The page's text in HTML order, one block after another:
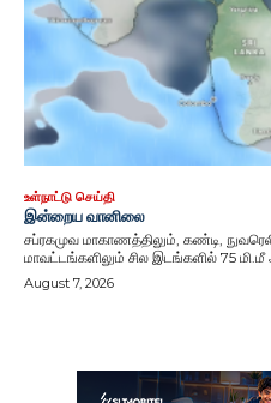
உள்நாட்டு செய்தி
இன்றைய வானிலை
சப்ரகமுவ மாகாணத்திலும், கண்டி,
மாவட்டங்களிலும் சில இடங்களில் 75
August 7, 2026